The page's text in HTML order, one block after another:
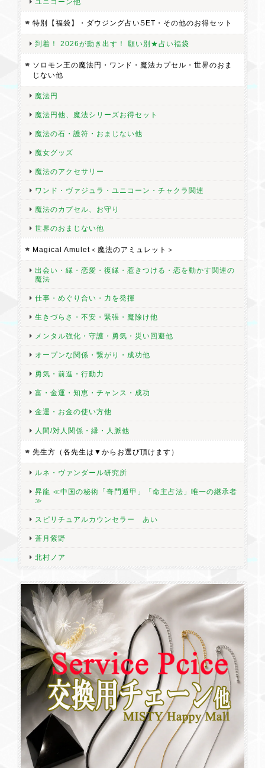
特別【福袋】・ダウジング占いSET・その他のお得セット
到着！ 2026が動き出す！ 願い別★占い福袋
ソロモン王の魔法円・ワンド・魔法カプセル・世界のおま
じない他
魔法円
魔法円他、魔法シリーズお得セット
魔法の石・護符・おまじない他
魔女グッズ
魔法のアクセサリー
ワンド・ヴァジュラ・ユニコーン・チャクラ関連
魔法のカプセル、お守り
世界のおまじない他
Magical Amulet＜魔法のアミュレット＞
出会い・縁・恋愛・復縁・惹きつける・恋を動かす関連の
魔法
仕事・めぐり合い・力を発揮
生きづらさ・不安・緊張・魔除け他
メンタル強化・守護・勇気・災い回避他
オープンな関係・繋がり・成功他
勇気・前進・行動力
富・金運・知恵・チャンス・成功
金運・お金の使い方他
人間/対人関係・縁・人脈他
先生方（各先生は▼からお選び頂けます）
ルネ・ヴァンダール研究所
昇龍 ≪中国の秘術「奇門遁甲」「命主占法」唯一の継承者
≫
スピリチュアルカウンセラー あい
蒼月紫野
北村ノア